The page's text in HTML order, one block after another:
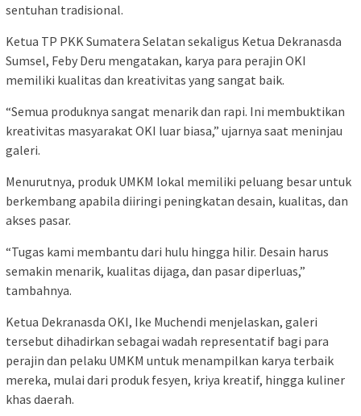
sentuhan tradisional.
Ketua TP PKK Sumatera Selatan sekaligus Ketua Dekranasda
Sumsel, Feby Deru mengatakan, karya para perajin OKI
memiliki kualitas dan kreativitas yang sangat baik.
“Semua produknya sangat menarik dan rapi. Ini membuktikan
kreativitas masyarakat OKI luar biasa,” ujarnya saat meninjau
galeri.
Menurutnya, produk UMKM lokal memiliki peluang besar untuk
berkembang apabila diiringi peningkatan desain, kualitas, dan
akses pasar.
“Tugas kami membantu dari hulu hingga hilir. Desain harus
semakin menarik, kualitas dijaga, dan pasar diperluas,”
tambahnya.
Ketua Dekranasda OKI, Ike Muchendi menjelaskan, galeri
tersebut dihadirkan sebagai wadah representatif bagi para
perajin dan pelaku UMKM untuk menampilkan karya terbaik
mereka, mulai dari produk fesyen, kriya kreatif, hingga kuliner
khas daerah.